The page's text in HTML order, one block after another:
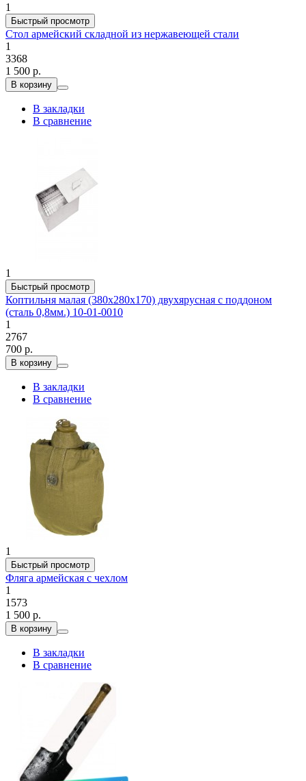
1
Быстрый просмотр
Стол армейский складной из нержавеющей стали
1
3368
1 500 р.
В корзину
В закладки
В сравнение
1
Быстрый просмотр
Коптильня малая (380х280х170) двухярусная с поддоном
(сталь 0,8мм.) 10-01-0010
1
2767
700 р.
В корзину
В закладки
В сравнение
1
Быстрый просмотр
Фляга армейская с чехлом
1
1573
1 500 р.
В корзину
В закладки
В сравнение